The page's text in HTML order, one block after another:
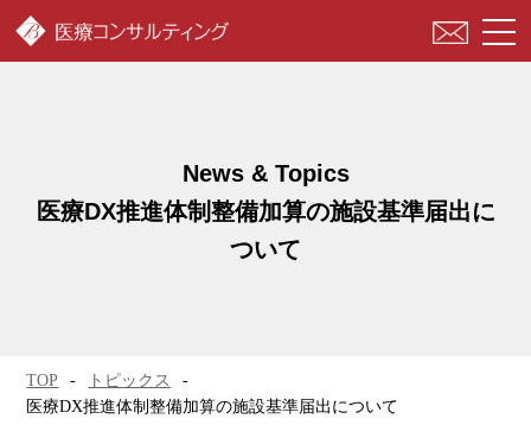
医療DX推進体制整備加算の施設基準届出に
ついて
TOP
トピックス
医療DX推進体制整備加算の施設基準届出について